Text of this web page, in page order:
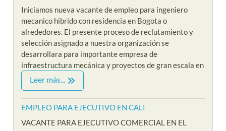
Iniciamos nueva vacante de empleo para ingeniero
mecanico hibrido con residencia en Bogota o
alrededores. El presente proceso de reclutamiento y
selección asignado a nuestra organización se
desarrollara para importante empresa de
infraestructura mecánica y proyectos de gran escala en
Leer más...
EMPLEO PARA EJECUTIVO EN CALI
VACANTE PARA EJECUTIVO COMERCIAL EN EL